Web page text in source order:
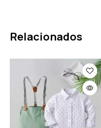
Relacionados